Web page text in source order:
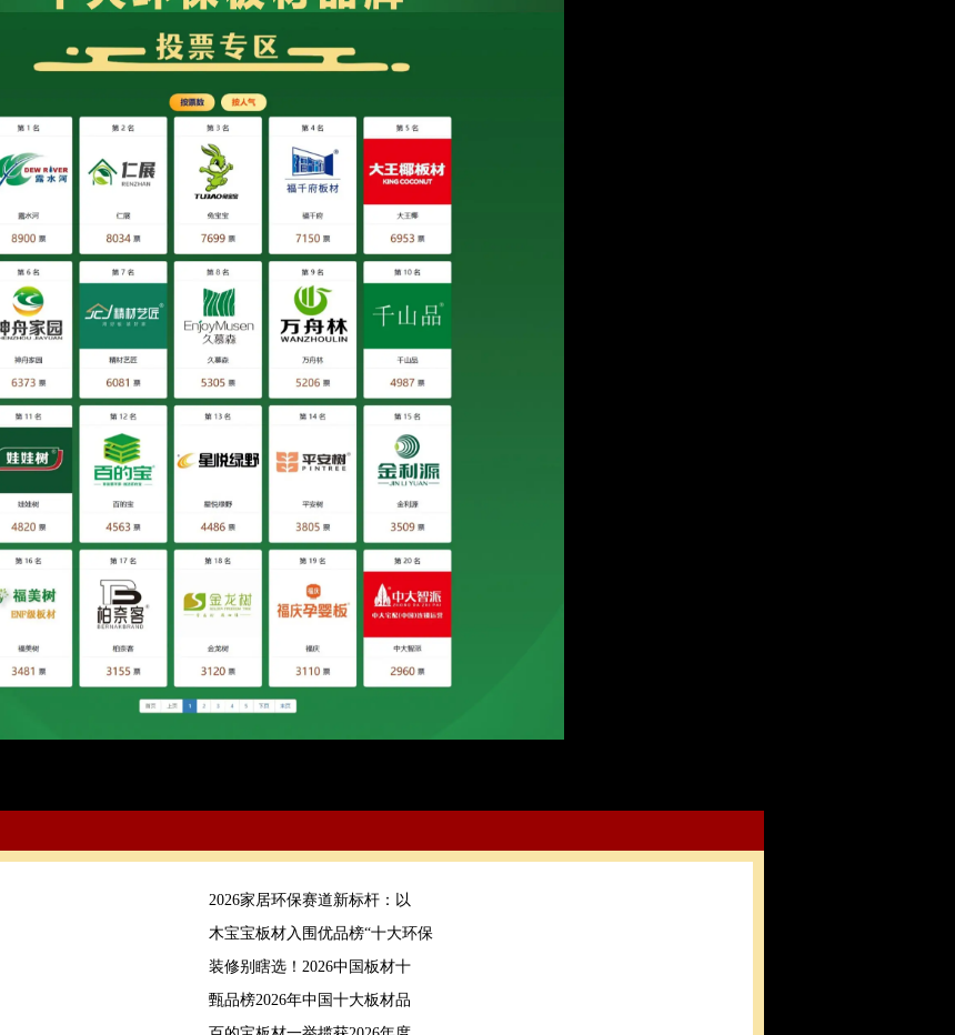
2026家居环保赛道新标杆：以
木宝宝板材入围优品榜“十大环保
装修别瞎选！2026中国板材十
甄品榜2026年中国十大板材品